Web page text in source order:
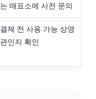
는 매표소에 사전 문의
결제 전 사용 가능 상영
관인지 확인